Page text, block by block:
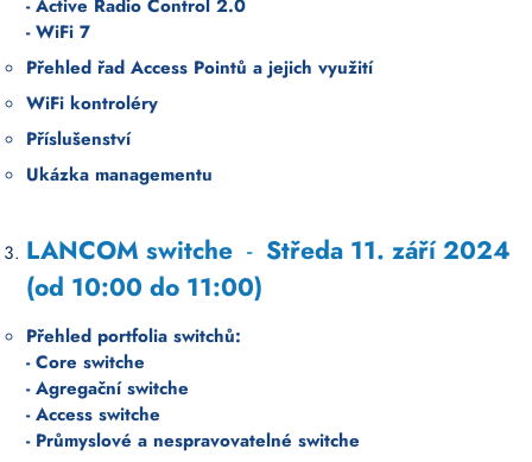
- Active Radio Control 2.0
- WiFi 7
Přehled řad Access Pointů a jejich využití
WiFi kontroléry
Příslušenství
Ukázka managementu
LANCOM switche-Středa 11. září 2024
(od 10:00 do 11:00)
Přehled portfolia switchů:
- Core switche
- Agregační switche
- Access switche
- Průmyslové a nespravovatelné switche